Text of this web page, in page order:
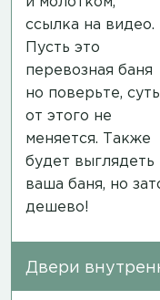
ссылка на видео.
Пусть это
перевозная баня
но поверьте, суть
от этого не
меняется. Также
будет выглядеть
ваша баня, но
дешево!
Двери